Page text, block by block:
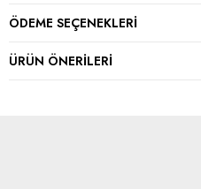
ÖDEME SEÇENEKLERI
ÜRÜN ÖNERILERI